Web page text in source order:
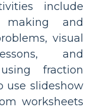
include
making and
visual
and
fraction
use slideshow
worksheets